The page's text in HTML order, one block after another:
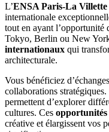
L’ENSA Paris-La Villette
internationale
tout en ayant l’opportunité
Tokyo, Berlin ou New
internationaux qui
architecturale.
Vous bénéficiez
collaborations
permettent d’explorer
cultures. Ces
créative et élargissent vos